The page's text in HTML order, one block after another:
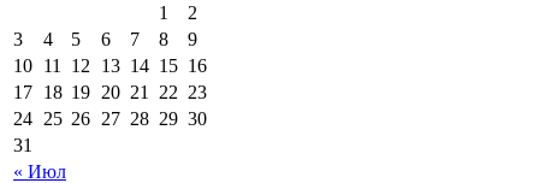
« Июл
1
2
3
4 5 6 7 8
9
10 11 12 13 14 15 16
17 18 19 20 21 22 23
24 25 26 27 28 29 30
31